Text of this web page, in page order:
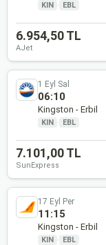
KIN · EBL
6.954,50 TL
AJet
1 Eyl Sal
06:10
Kingston - Erbil
KIN · EBL
7.101,00 TL
SunExpress
17 Eyl Per
11:15
Kingston - Erbil
KIN · EBL